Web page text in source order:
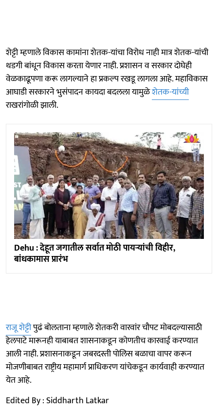
शेट्टी म्हणाले विकास कामांना शेतक-यांचा विरोध नाही मात्र शेतक-यांची
थडगी बांधून विकास करता येणार नाही. प्रशासन व सरकार दोघेही
वेळकाढूपणा करू लागल्याने हा प्रकल्प रखडू लागला आहे. महाविकास
आघाडी सरकारने भुसंपादन कायदा बदलला यामुळेशेतक-यांच्यी
राखरांगोळी झाली.
Dehu : देहूत जगातील सर्वात मोठी पायऱ्यांची विहीर,
बांधकामास प्रारंभ
राजू शेट्टीपुढं बाेलताना म्हणाले शेतकरी वारवांर चौपट मोबदल्यासाठी
हेलपाटे मारूनही याबाबत शासनाकडून कोणतीच कारवाई करण्यात
आली नाही. प्रशासनाकडून जबरदस्ती पोलिस बळाचा वापर करून
मोजणीबाबत राष्ट्रीय महामार्ग प्राधिकरण यांचेकडून कार्यवाही करण्यात
येत आहे.
Edited By : Siddharth Latkar